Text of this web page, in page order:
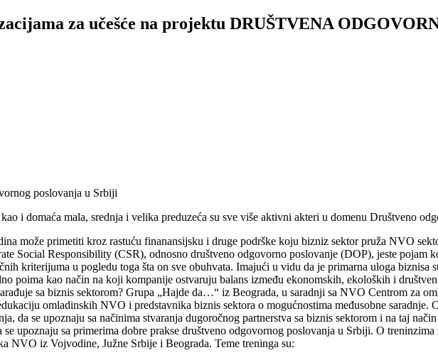
za učešće na projektu DRUŠTVENA
poslovanja u Srbiji
i domaća mala, srednja i velika preduzeća su sve više aktivni akteri u domenu Društveno
može primetiti kroz rastuću finanansijsku i druge podrške koju bizniz sektor pruža NVO
Social Responsibility (CSR), odnosno društveno odgovorno poslovanje (DOP), jeste pojam
kriterijuma u pogledu toga šta on sve obuhvata. Imajući u vidu da je primarna uloga biznisa
poima kao način na koji kompanije ostvaruju balans između ekonomskih, ekoloških i
sa biznis sektorom? Grupa „Hajde da…“ iz Beograda, u saradnji sa NVO Centrom za
omladinskih NVO i predstavnika biznis sektora o mogućnostima međusobne
da se upoznaju sa načinima stvaranja dugoročnog partnerstva sa biznis sektorom i na taj
upoznaju sa primerima dobre prakse društveno odgovornog poslovanja u Srbiji. O treninzima
NVO iz Vojvodine, Južne Srbije i Beograda. Teme treninga su: